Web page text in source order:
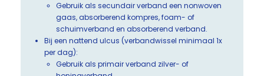
Gebruik als secundair verband een nonwoven
gaas, absorberend kompres, foam- of
schuimverband en absorberend verband.
Bij een nattend ulcus (verbandwissel minimaal 1x
per dag):
Gebruik als primair verband zilver- of